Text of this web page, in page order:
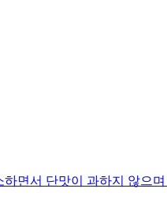
면서 단맛이 과하지 않으